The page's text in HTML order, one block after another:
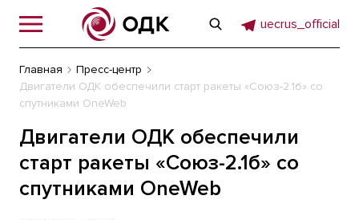
uecrus_official
Главная
Пресс-центр
Двигатели ОДК обеспечили старт ракеты «Союз-2.1б» со
спутниками OneWeb
Двигатели ОДК обеспечили
старт ракеты «Союз-2.1б» со
спутниками OneWeb